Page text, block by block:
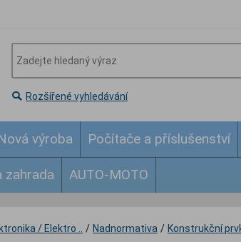
Rozšířené vyhledávání
výroba Počítače a příslušenství
zahrada AUTO-MOTO
/ Elektro .. / Nadnormativa / Konstrukční